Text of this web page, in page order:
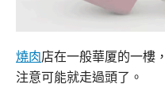
燒肉店在一般華厦的一樓
注意可能就走過頭了。